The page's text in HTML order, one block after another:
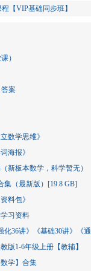
【VIP基础同步班】
）
案
数学思维》
海报》
新板本数学，科学暂无）
集（最新版）[19.8 GB]
料包》
习资料
36讲》《基础30讲》《通
版1-6年级上册【教辅】
学】合集